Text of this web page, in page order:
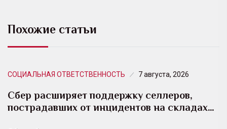
Похожие статьи
СОЦИАЛЬНАЯ ОТВЕТСТВЕННОСТЬ 7 августа, 2026
Сбер расширяет поддержку селлеров,
пострадавших от инцидентов на складах…